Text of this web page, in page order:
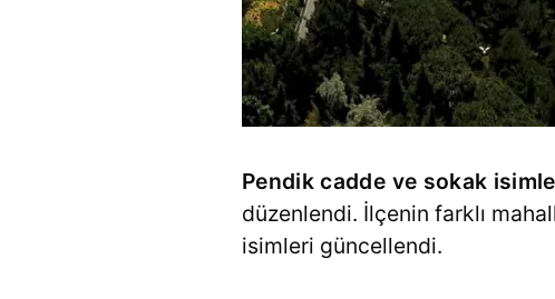
Pendik cadde ve sokak
düzenlendi. İlçenin farklı
isimleri güncellendi.